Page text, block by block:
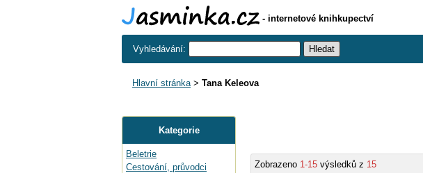
- internetové knihkupectví
Vyhledávání:
Hlavní stránka> Tana Keleova
Kategorie
Beletrie
Cestování, průvodci
Zobrazeno 1-15 výsledků z 15